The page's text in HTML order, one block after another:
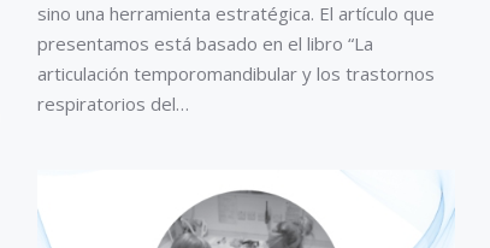
sino una herramienta estratégica. El artículo que
presentamos está basado en el libro “La
articulación temporomandibular y los trastornos
respiratorios del…